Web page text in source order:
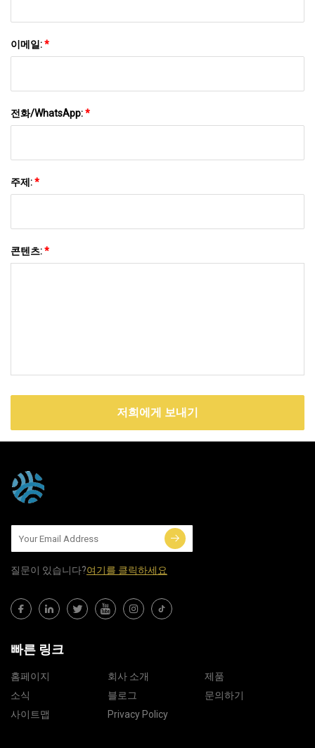
이메일:*
전화/WhatsApp:*
주제:*
콘텐츠:*
저희에게 보내기
질문이 있습니다?여기를 클릭하세요
빠른 링크
홈페이지 회사 소개
제품
소식
블로그
문의하기
사이트맵
Privacy Policy